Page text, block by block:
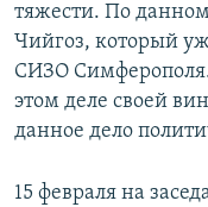
тяжести. По
Чийгоз, который
СИЗО
этом деле своей
данное дело
15 февраля на